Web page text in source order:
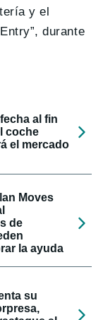
y el
durante
al fin
coche
el mercado
Moves
de
la ayuda
su